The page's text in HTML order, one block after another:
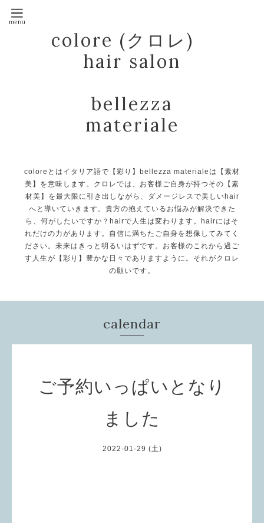
colore (クロレ)
hair salon
bellezza
materiale
coloreとはイタリア語で【彩り】bellezza materialeは【素材
美】を意味します。クロレでは、お客様ご自身が持つその【素
材美】を最大限に引き出しながら、ダメージレスで美しいhair
へと導いていきます。貴方の抱えているお悩みが解決できた
ら、何がしたいですか？hairで人生は変わります。hairにはそ
れだけの力があります。自信に満ちたご自身を想像してみてく
ださい。未来はきっと明るいはずです。お客様のこれから過ご
す人生が【彩り】豊かな日々でありますように。それがクロレ
の願いです。
calendar
ご予約いっぱいとなり
ました
2022-01-29 (土)